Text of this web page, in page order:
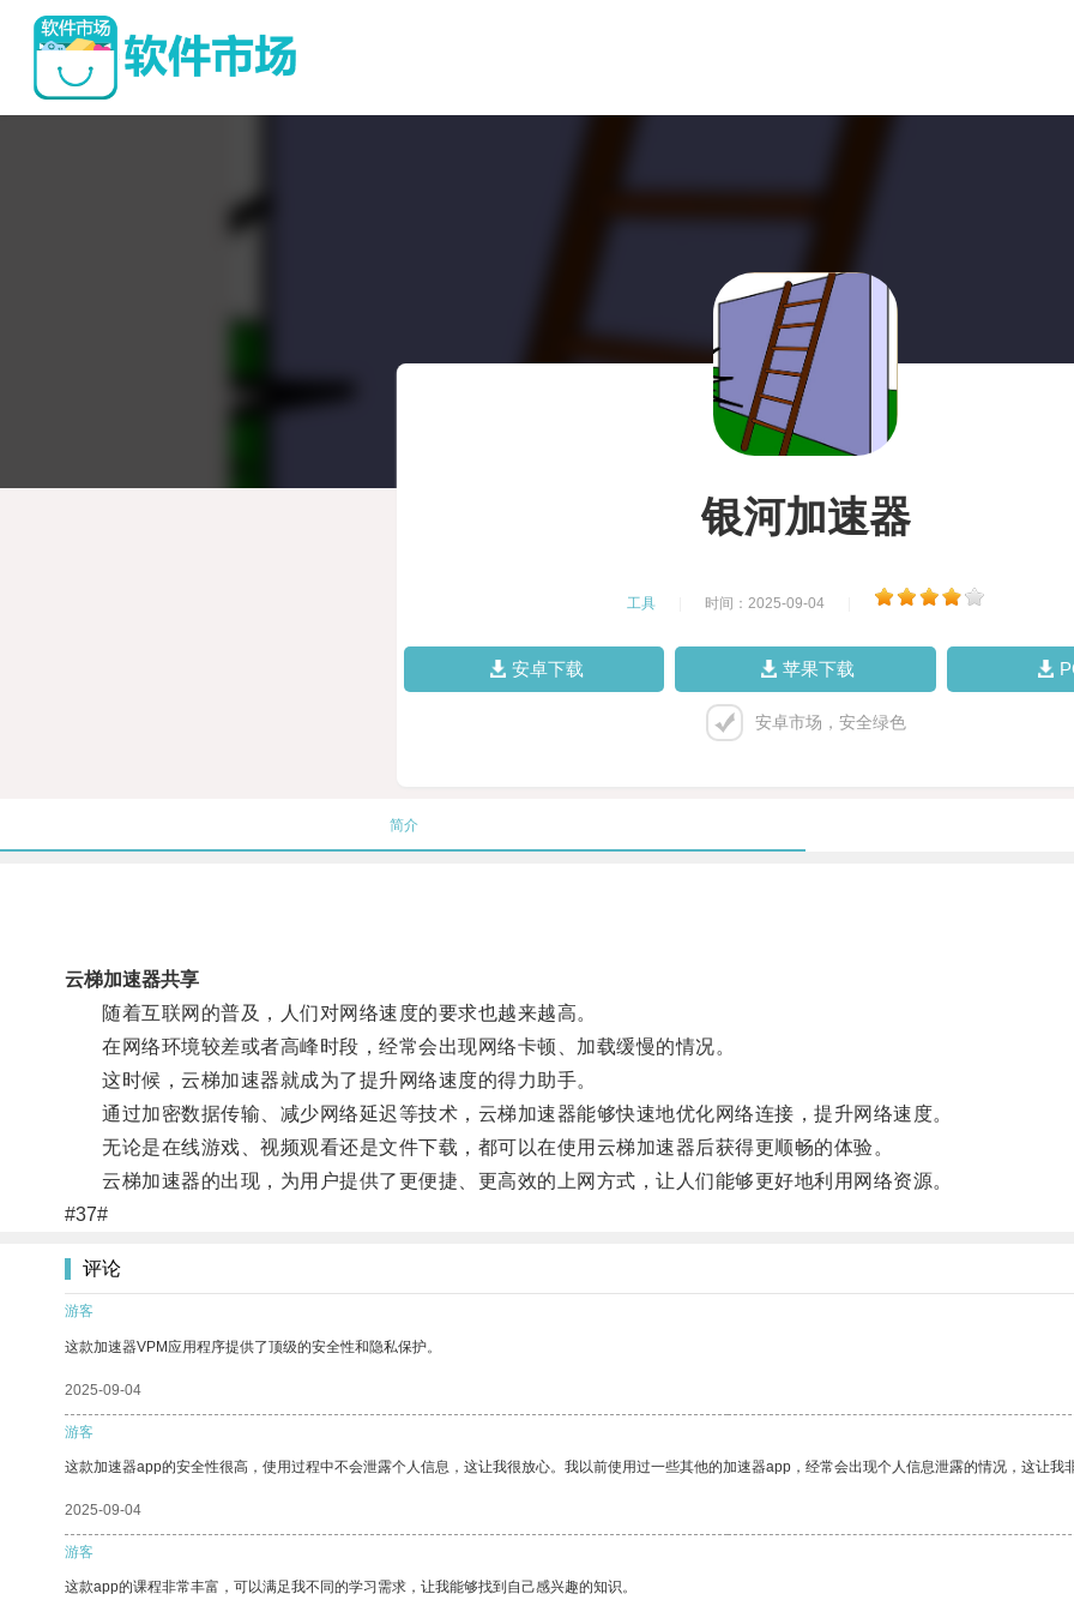
银河加速器
工具 时间：2025-09-04
安卓下载 苹果下载
安卓市场，安全绿色
简介
云梯加速器共享
随着互联网的普及，人们对网络速度的要求也越来越高。
在网络环境较差或者高峰时段，经常会出现网络卡顿、加载缓慢的情况。
这时候，云梯加速器就成为了提升网络速度的得力助手。
通过加密数据传输、减少网络延迟等技术，云梯加速器能够快速地优化网络连接，提升网络速度。
无论是在线游戏、视频观看还是文件下载，都可以在使用云梯加速器后获得更顺畅的体验。
云梯加速器的出现，为用户提供了更便捷、更高效的上网方式，让人们能够更好地利用网络资源。
#37#
评论
游客
这款加速器VPM应用程序提供了顶级的安全性和隐私保护。
2025-09-04
游客
这款加速器app的安全性很高，使用过程中不会泄露个人信息，这让我很放心。我以前使用过一些其他的加速器app，经常会出现个人信息泄露的情况，这让我
2025-09-04
游客
这款app的课程非常丰富，可以满足我不同的学习需求，让我能够找到自己感兴趣的知识。